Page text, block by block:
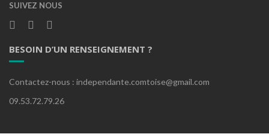
SUIVEZ NOUS
BESOIN D’UN RENSEIGNEMENT ?
Contactez-nous : independante.comtoise@gmail.com
09.53.72.79.26